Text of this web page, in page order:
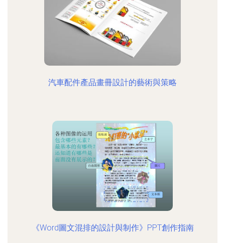
汽車配件產品畫冊設計的藝術與策略
《Word圖文混排的設計與制作》PPT創作指南